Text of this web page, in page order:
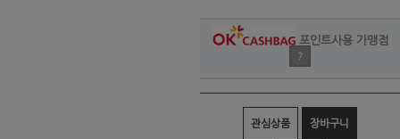
포인트사용 가맹점
?
관심상품 장바구니